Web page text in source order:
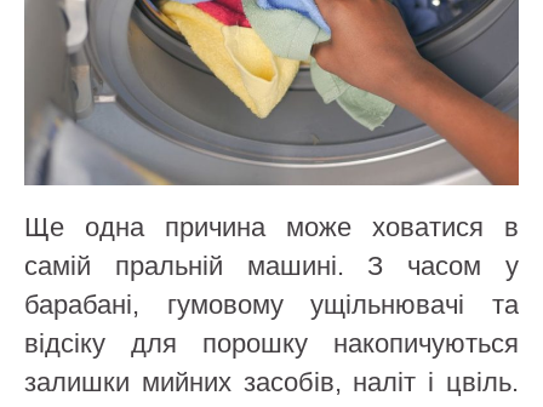
Ще одна причина може ховатися в
самій пральній машині. З часом у
барабані, гумовому ущільнювачі та
відсіку для порошку накопичуються
залишки мийних засобів, наліт і цвіль.